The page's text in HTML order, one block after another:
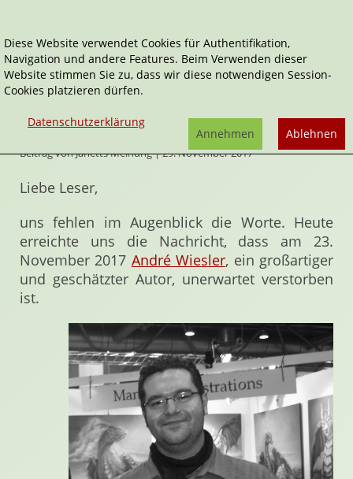
Home Artikel André Wiesler ist verstorben
André Wiesler ist verstorben
Beitrag von Janetts Meinung | 29. November 2017
Liebe Leser,
uns fehlen im Augenblick die Worte. Heute
erreichte uns die Nachricht, dass am 23.
November 2017 André Wiesler, ein großartiger
und geschätzter Autor, unerwartet verstorben
ist.
Diese Website verwendet Cookies für Authentifikation,
Navigation und andere Features. Beim Verwenden dieser
Website stimmen Sie zu, dass wir diese notwendigen Session-
Cookies platzieren dürfen.
Datenschutzerklärung
Ablehnen
Annehmen